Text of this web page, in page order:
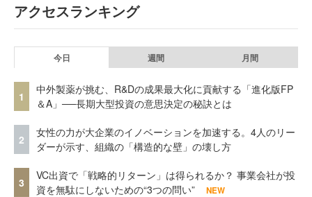
アクセスランキング
今日 週間 月間
1
中外製薬が挑む、R&Dの成果最大化に貢献する「進化版FP
＆A」──長期大型投資の意思決定の秘訣とは
2
女性の力が大企業のイノベーションを加速する。4人のリー
ダーが示す、組織の「構造的な壁」の壊し方
3
VC出資で「戦略的リターン」は得られるか？ 事業会社が投
資を無駄にしないための“3つの問い”
NEW